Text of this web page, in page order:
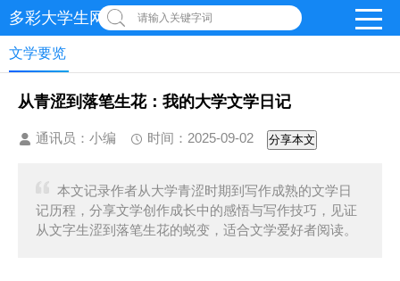
多彩大学生网-首页请输入关键字词
文学要览
从青涩到落笔生花：我的大学文学日记
通讯员：小编 时间：2025-09-02 分享本文
本文记录作者从大学青涩时期到写作成熟的文学日
记历程，分享文学创作成长中的感悟与写作技巧，见证
从文字生涩到落笔生花的蜕变，适合文学爱好者阅读。